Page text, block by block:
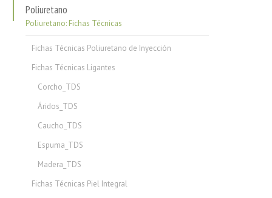
Poliuretano
Poliuretano: Fichas Técnicas
Fichas Técnicas Poliuretano de Inyección
Fichas Técnicas Ligantes
Corcho_TDS
Áridos_TDS
Caucho_TDS
Espuma_TDS
Madera_TDS
Fichas Técnicas Piel Integral